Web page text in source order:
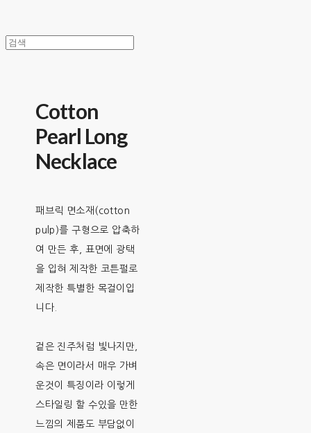
Cotton
Pearl Long
Necklace
패브릭 면소재(cotton
pulp)를 구형으로 압축하
여 만든 후, 표면에 광택
을 입혀 제작한 코튼펄로
제작한 특별한 목걸이입
니다.
겉은 진주처럼 빛나지만,
속은 면이라서 매우 가벼
운것이 특징이라 이렇게
스타일링 할 수있을 만한
느낌의 제품도 부담없이